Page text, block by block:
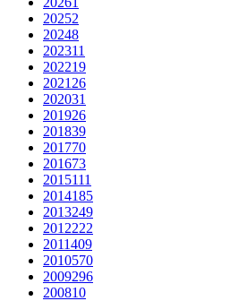
20252
20248
202311
202219
2021 26
202031
201926
201839
201770
201673
2015111
2014185
2013249
2012222
2011409
2010570
2009296
200810